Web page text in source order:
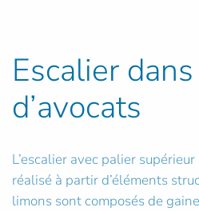
Escalier
d’avocats
L’escalier avec palier
réalisé à partir d’éléments
limons sont composés de